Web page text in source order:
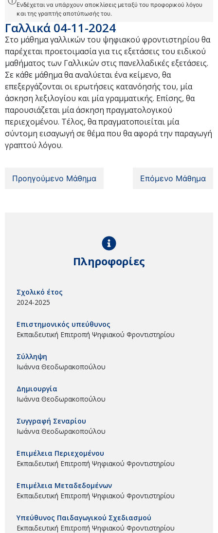
Ενδέχεται να υπάρχουν αποκλίσεις μεταξύ του προφορικού λόγου
και της γραπτής αποτύπωσής του.
Γαλλικά 04-11-2024
Στο μάθημα γαλλικών του ψηφιακού φροντιστηρίου θα
παρέχεται προετοιμασία για τις εξετάσεις του ειδικού
μαθήματος των Γαλλικών στις πανελλαδικές εξετάσεις.
Σε κάθε μάθημα θα αναλύεται ένα κείμενο, θα
επεξεργάζονται οι ερωτήσεις κατανόησής του, μία
άσκηση λεξιλογίου και μία γραμματικής. Επίσης, θα
παρουσιάζεται μία άσκηση πραγματολογικού
περιεχομένου. Τέλος, θα πραγματοποιείται μία
σύντομη εισαγωγή σε θέμα που θα αφορά την παραγωγή
γραπτού λόγου.
Προηγούμενο Μάθημα Επόμενο Μάθημα
Πληροφορίες
Σχολικό έτος
2024-2025
Επιστημονικός υπεύθυνος
Εκπαιδευτική Επιτροπή Ψηφιακού Φροντιστηρίου
Σύλληψη
Ιωάννα Θεοδωρακοπούλου
Δημιουργία
Ιωάννα Θεοδωρακοπούλου
Συγγραφή Σεναρίου
Ιωάννα Θεοδωρακοπούλου
Επιμέλεια Περιεχομένου
Εκπαιδευτική Επιτροπή Ψηφιακού Φροντιστηρίου
Επιμέλεια Μεταδεδομένων
Εκπαιδευτική Επιτροπή Ψηφιακού Φροντιστηρίου
Υπεύθυνος Παιδαγωγικού Σχεδιασμού
Εκπαιδευτική Επιτροπή Ψηφιακού Φροντιστηρίου